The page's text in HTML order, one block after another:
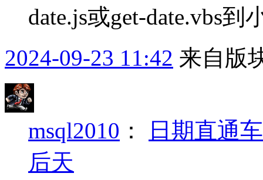
date.js或get-date.vbs
2024-09-23 11:42 来自版
msql2010 ：
日期直通
后天